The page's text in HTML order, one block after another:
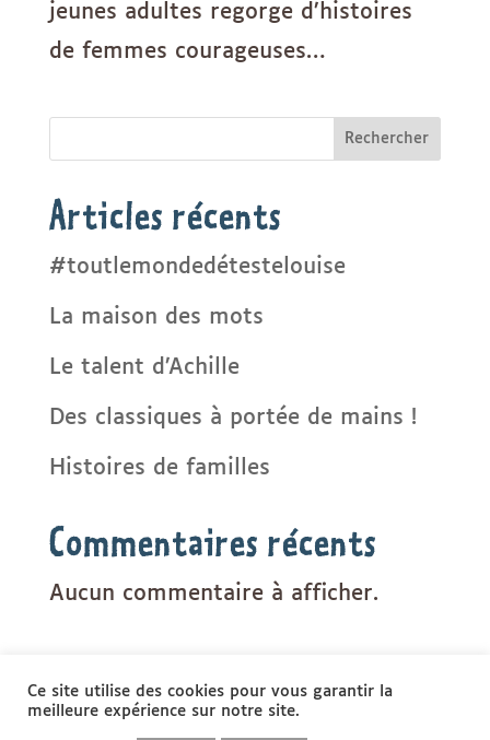
jeunes adultes regorge d’histoires
de femmes courageuses…
Rechercher
Articles récents
#toutlemondedétestelouise
La maison des mots
Le talent d’Achille
Des classiques à portée de mains !
Histoires de familles
Commentaires récents
Aucun commentaire à afficher.
CONTACT
Ce site utilise des cookies pour vous garantir la
meilleure expérience sur notre site.